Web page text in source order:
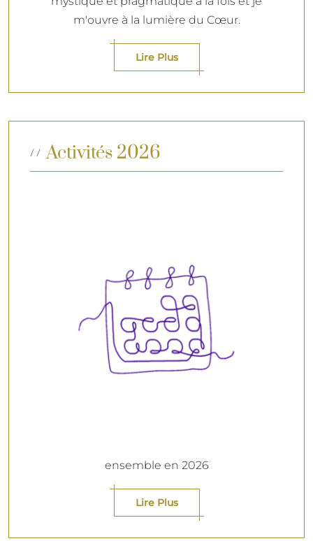
m'ouvre à la lumière du Cœur.
Lire Plus
Activités 2026
ensemble en 2026
Lire Plus